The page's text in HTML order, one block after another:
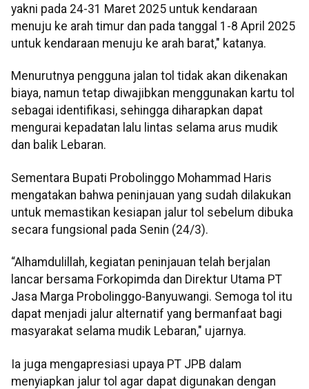
yakni pada 24-31 Maret 2025 untuk kendaraan
menuju ke arah timur dan pada tanggal 1-8 April 2025
untuk kendaraan menuju ke arah barat," katanya.
Menurutnya pengguna jalan tol tidak akan dikenakan
biaya, namun tetap diwajibkan menggunakan kartu tol
sebagai identifikasi, sehingga diharapkan dapat
mengurai kepadatan lalu lintas selama arus mudik
dan balik Lebaran.
Sementara Bupati Probolinggo Mohammad Haris
mengatakan bahwa peninjauan yang sudah dilakukan
untuk memastikan kesiapan jalur tol sebelum dibuka
secara fungsional pada Senin (24/3).
“Alhamdulillah, kegiatan peninjauan telah berjalan
lancar bersama Forkopimda dan Direktur Utama PT
Jasa Marga Probolinggo-Banyuwangi. Semoga tol itu
dapat menjadi jalur alternatif yang bermanfaat bagi
masyarakat selama mudik Lebaran," ujarnya.
Ia juga mengapresiasi upaya PT JPB dalam
menyiapkan jalur tol agar dapat digunakan dengan